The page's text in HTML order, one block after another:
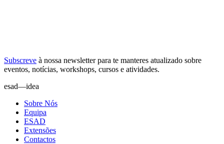
Subscreve à nossa newsletterpara te manteres atualizado sobre
eventos, notícias, workshops, cursos e atividades.
esad—idea
Sobre Nós
Equipa
ESAD
Extensões
Contactos